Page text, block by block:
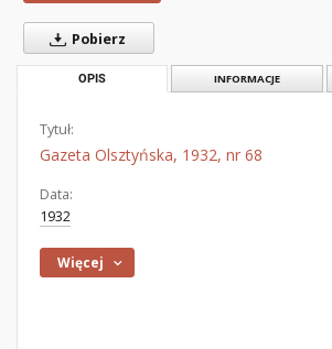
Pobierz
OPIS INFORMACJE
Tytuł:
Gazeta Olsztyńska, 1932, nr 68
Data:
1932
Więcej